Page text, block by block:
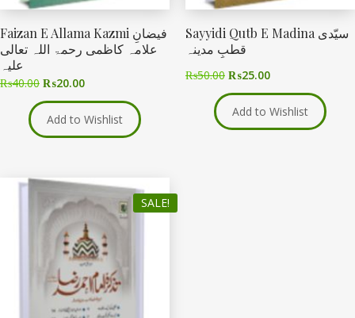
Faizan E Allama Kazmi فیضانِ
علامہ کاظمی رحمۃ اللہ تعالی
علیہ
₨40.00 ₨20.00
Add to Wishlist
Sayyidi Qutb E Madina سیّدی
قطبِ مدینہ
₨50.00 ₨25.00
Add to Wishlist
SALE!